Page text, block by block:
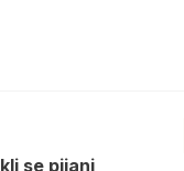
se pijani